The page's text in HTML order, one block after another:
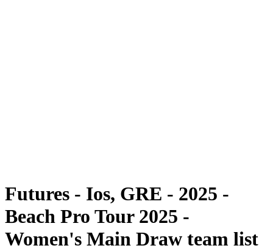
Futures - Ios, GRE - 2025 -
Beach Pro Tour 2025 -
Women's Main Draw team list